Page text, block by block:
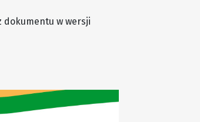
dokumentu w wersji